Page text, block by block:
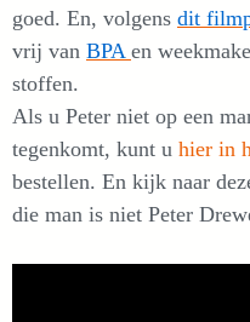
goed. En, volgens dit
vrij van BPA en
stoffen.
Als u Peter niet op een
tegenkomt, kunt u hier in
bestellen. En kijk naar
die man is niet Peter